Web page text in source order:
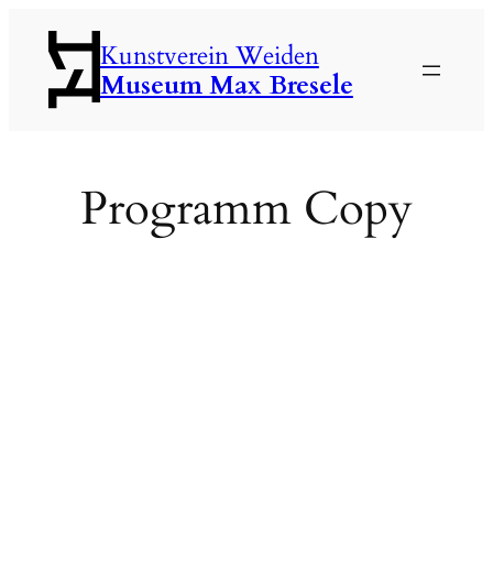
Inhalt
springen
Kunstverein Weiden
Museum Max Bresele
Programm Copy